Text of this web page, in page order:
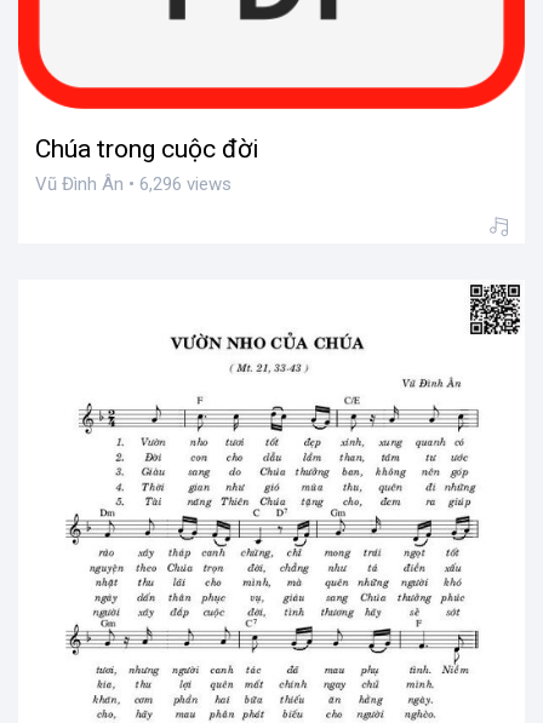
Chúa trong cuộc đời
Vũ Đình Ân • 6,296 views